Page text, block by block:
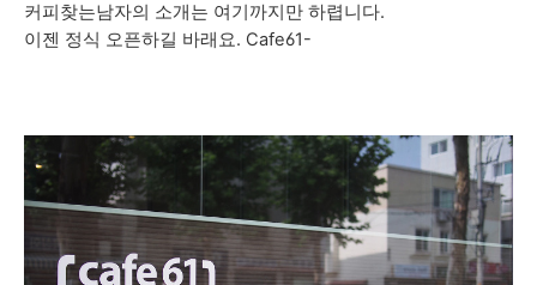
커피찾는남자의 소개는 여기까지만 하렵니다.
이젠 정식 오픈하길 바래요. Cafe61-